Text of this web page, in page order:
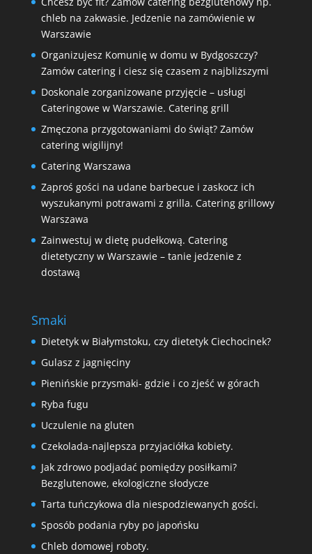
chleb na zakwasie. Jedzenie na zamówienie w
Warszawie
Organizujesz Komunię w domu w Bydgoszczy?
Zamów catering i ciesz się czasem z najbliższymi
Doskonale zorganizowane przyjęcie – usługi
Cateringowe w Warszawie. Catering grill
Zmęczona przygotowaniami do świąt? Zamów
catering wigilijny!
Catering Warszawa
Zaproś gości na udane barbecue i zaskocz ich
wyszukanymi potrawami z grilla. Catering grillowy
Warszawa
Zainwestuj w dietę pudełkową. Catering
dietetyczny w Warszawie – tanie jedzenie z
dostawą
Smaki
Dietetyk w Białymstoku, czy dietetyk Ciechocinek?
Gulasz z jagnięciny
Pienińskie przysmaki- gdzie i co zjeść w górach
Ryba fugu
Uczulenie na gluten
Czekolada-najlepsza przyjaciółka kobiety.
Jak zdrowo podjadać pomiędzy posiłkami?
Bezglutenowe, ekologiczne słodycze
Tarta tuńczykowa dla niespodziewanych gości.
Sposób podania ryby po japońsku
Chleb domowej roboty.